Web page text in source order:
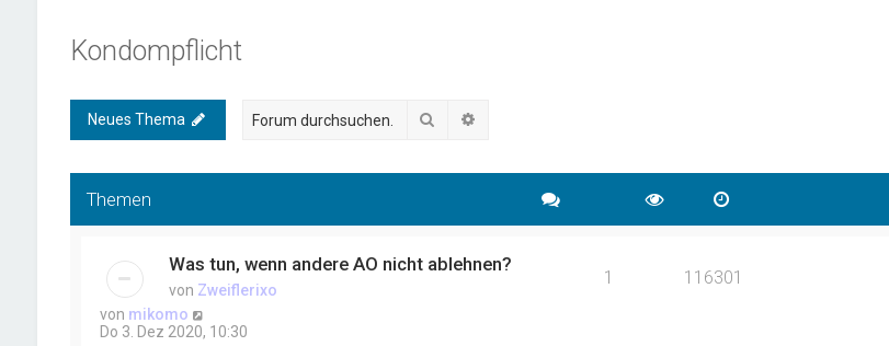
Kondompflicht
Neues Thema Suche
Themen
Was tun, wenn andere AO nicht ablehnen?
von Zweiflerixo
1 116301
von mikomo
Do 3. Dez 2020, 10:30